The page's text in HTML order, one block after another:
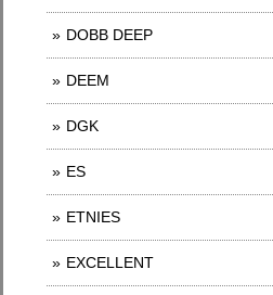
DOBB DEEP
DEEM
DGK
ES
ETNIES
EXCELLENT